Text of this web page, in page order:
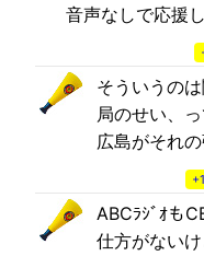
音声なしで応援し
そういうの
局のせい、
広島がそれ
ABCﾗｼﾞｵも
仕方がない